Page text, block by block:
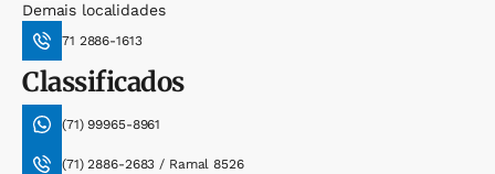
Demais localidades
71 2886-1613
Classificados
(71) 99965-8961
(71) 2886-2683 / Ramal 8526